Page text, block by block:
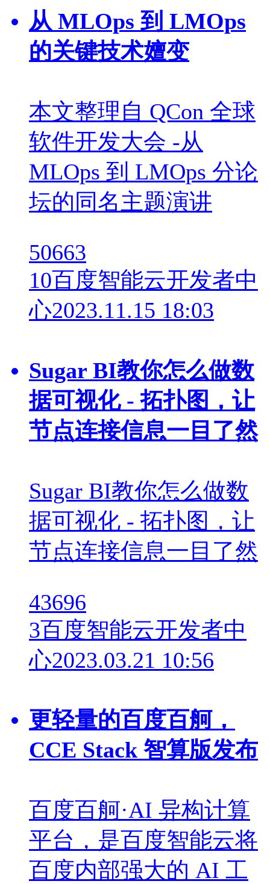
从 MLOps 到 LMOps
的关键技术嬗变
本文整理自 QCon 全球
软件开发大会 -从
MLOps 到 LMOps 分论
坛的同名主题演讲
50663
10百度智能云开发者中
心2023.11.15 18:03
Sugar BI教你怎么做数
据可视化 - 拓扑图，让
节点连接信息一目了然
Sugar BI教你怎么做数
据可视化 - 拓扑图，让
节点连接信息一目了然
43696
3百度智能云开发者中
心2023.03.21 10:56
更轻量的百度百舸，
CCE Stack 智算版发布
百度百舸·AI 异构计算
平台，是百度智能云将
百度内部强大的 AI 工